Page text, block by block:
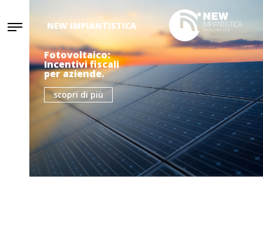
NEW IMPIANTISTICA
Fotovoltaico:
Incentivi fiscali
per aziende.
scopri di più